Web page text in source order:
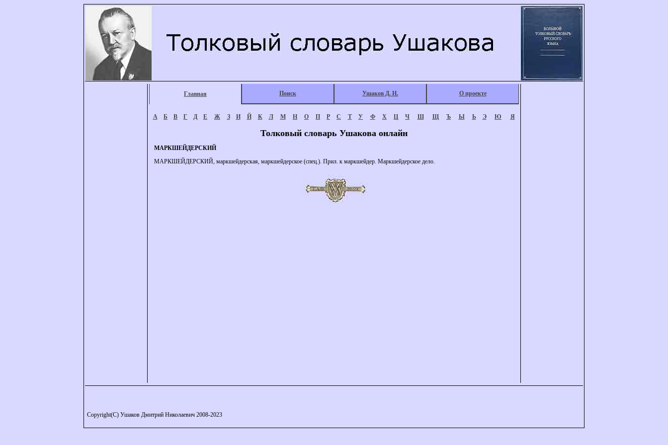
Главная Поиск Ушаков Д. Н. О проекте
А Б В Г Д Е Ж З И Й К Л М Н О П Р С Т У Ф Х Ц Ч Ш Щ Ъ Ы Ь Э Ю Я
Толковый словарь Ушакова онлайн
МАРКШЕЙДЕРСКИЙ
МАРКШЕЙДЕРСКИЙ, маркшейдерская, маркшейдерское (спец.). Прил. к маркшейдер. Маркшейдерское дело.
Copyright(C) Ушаков Дмитрий Николаевич 2008-2023